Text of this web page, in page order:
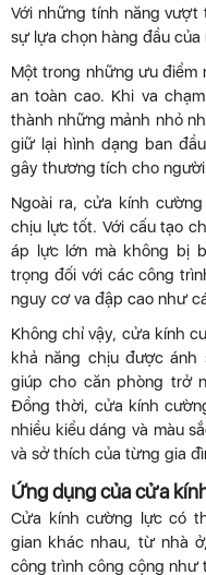
Với những tính năng
sự lựa chọn hàng đầu của
Một trong những ưu điểm
an toàn cao. Khi va
thành những mảnh nhỏ
giữ lại hình dạng ban
gây thương tích cho
Ngoài ra, cửa kính
chịu lực tốt. Với cấu tạo
áp lực lớn mà không bị
trọng đối với các công
nguy cơ va đập cao như
Không chỉ vậy, cửa kính
khả năng chịu được ánh
giúp cho căn phòng trở
Đồng thời, cửa kính
nhiều kiểu dáng và màu
và sở thích của từng gia
Ứng dụng của cửa
Cửa kính cường lực có
gian khác nhau, từ nhà
công trình công cộng như